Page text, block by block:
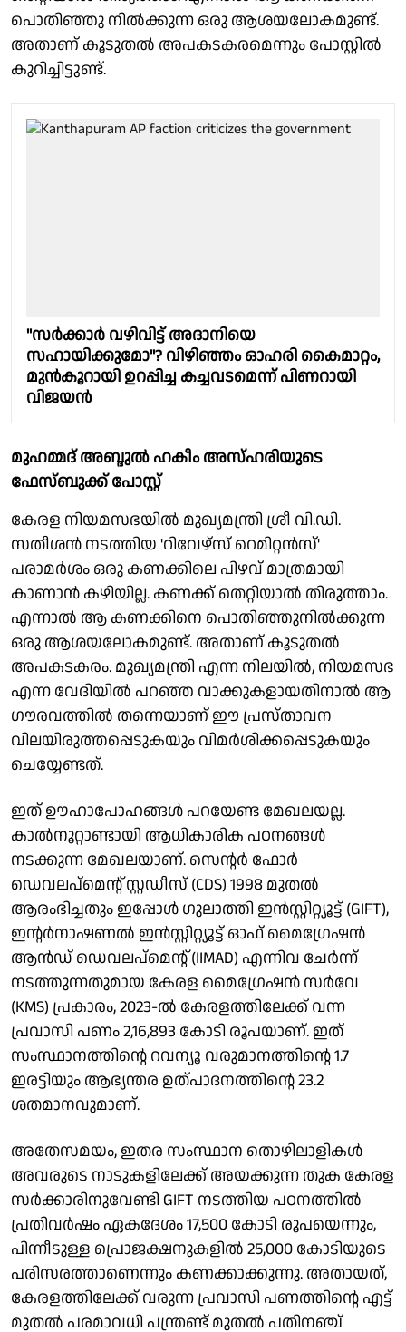
പൊതിഞ്ഞു നിൽക്കുന്ന ഒരു ആശയലോകമുണ്ട്.
അതാണ് കൂടുതൽ അപകടകരമെന്നും പോസ്റ്റിൽ
കുറിച്ചിട്ടുണ്ട്.
"സർക്കാർ വഴിവിട്ട് അദാനിയെ
സഹായിക്കുമോ"? വിഴിഞ്ഞം ഓഹരി കൈമാറ്റം,
മുൻകൂറായി ഉറപ്പിച്ച കച്ചവടമെന്ന് പിണറായി
വിജയൻ
മുഹമ്മദ് അബ്ദുൽ ഹകീം അസ്ഹരിയുടെ
ഫേസ്ബുക്ക് പോസ്റ്റ്
കേരള നിയമസഭയിൽ മുഖ്യമന്ത്രി ശ്രീ വി.ഡി.
സതീശൻ നടത്തിയ 'റിവേഴ്‌സ് റെമിറ്റൻസ്'
പരാമർശം ഒരു കണക്കിലെ പിഴവ് മാത്രമായി
കാണാൻ കഴിയില്ല. കണക്ക് തെറ്റിയാൽ തിരുത്താം.
എന്നാൽ ആ കണക്കിനെ പൊതിഞ്ഞുനിൽക്കുന്ന
ഒരു ആശയലോകമുണ്ട്. അതാണ് കൂടുതൽ
അപകടകരം. മുഖ്യമന്ത്രി എന്ന നിലയിൽ, നിയമസഭ
എന്ന വേദിയിൽ പറഞ്ഞ വാക്കുകളായതിനാൽ ആ
ഗൗരവത്തിൽ തന്നെയാണ് ഈ പ്രസ്താവന
വിലയിരുത്തപ്പെടുകയും വിമർശിക്കപ്പെടുകയും
ചെയ്യേണ്ടത്.
ഇത് ഊഹാപോഹങ്ങൾ പറയേണ്ട മേഖലയല്ല.
കാൽനൂറ്റാണ്ടായി ആധികാരിക പഠനങ്ങൾ
നടക്കുന്ന മേഖലയാണ്. സെന്റർ ഫോർ
ഡെവലപ്‌മെന്റ് സ്റ്റഡീസ് (CDS) 1998 മുതൽ
ആരംഭിച്ചതും ഇപ്പോൾ ഗുലാത്തി ഇൻസ്റ്റിറ്റ്യൂട്ട് (GIFT),
ഇന്റർനാഷണൽ ഇൻസ്റ്റിറ്റ്യൂട്ട് ഓഫ് മൈഗ്രേഷൻ
ആൻഡ് ഡെവലപ്‌മെന്റ് (IIMAD) എന്നിവ ചേർന്ന്
നടത്തുന്നതുമായ കേരള മൈഗ്രേഷൻ സർവേ
(KMS) പ്രകാരം, 2023-ൽ കേരളത്തിലേക്ക് വന്ന
പ്രവാസി പണം 2,16,893 കോടി രൂപയാണ്. ഇത്
സംസ്ഥാനത്തിന്റെ റവന്യൂ വരുമാനത്തിന്റെ 1.7
ഇരട്ടിയും ആഭ്യന്തര ഉത്പാദനത്തിന്റെ 23.2
ശതമാനവുമാണ്.
അതേസമയം, ഇതര സംസ്ഥാന തൊഴിലാളികൾ
അവരുടെ നാടുകളിലേക്ക് അയക്കുന്ന തുക കേരള
സർക്കാരിനുവേണ്ടി GIFT നടത്തിയ പഠനത്തിൽ
പ്രതിവർഷം ഏകദേശം 17,500 കോടി രൂപയെന്നും,
പിന്നീടുള്ള പ്രൊജക്ഷനുകളിൽ 25,000 കോടിയുടെ
പരിസരത്താണെന്നും കണക്കാക്കുന്നു. അതായത്,
കേരളത്തിലേക്ക് വരുന്ന പ്രവാസി പണത്തിന്റെ എട്ട്
മുതൽ പരമാവധി പന്ത്രണ്ട് മുതൽ പതിനഞ്ച്